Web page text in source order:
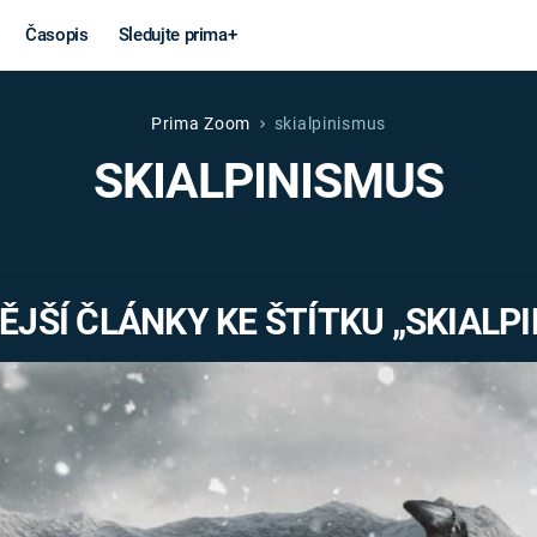
Časopis Sledujte prima+
Věda a
technika
MARS
Války
VÁLEČNÉ
Záhady a
Prima Zoom skialpinismus
SKIALPINISMUS
ČLÁNKY KE ŠTÍTKU